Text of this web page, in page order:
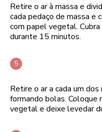
Retire o ar à massa e
cada pedaço de massa e
com papel vegetal.
durante 15 minutos.
Retire o ar a cada um
formando bolas.
vegetal e deixe levedar